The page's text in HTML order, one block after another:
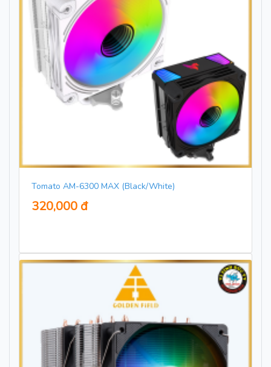
Tomato AM-6300 MAX (Black/White)
320,000 đ